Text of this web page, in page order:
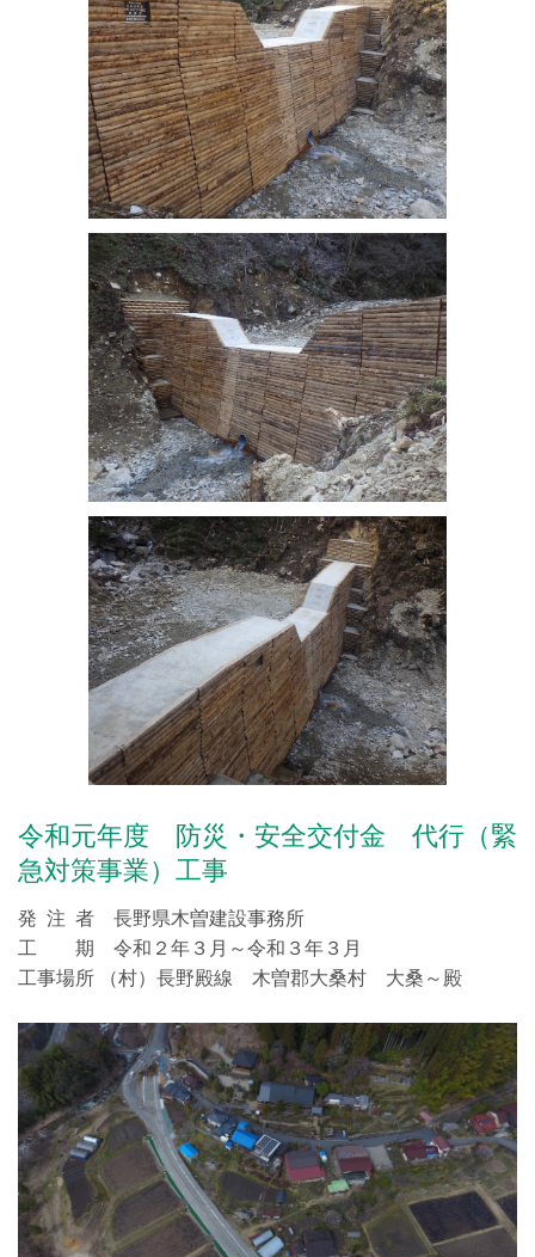
令和元年度 防災・安全交付金 代行（緊
急対策事業）工事
発 注 者 長野県木曽建設事務所
工 期 令和２年３月～令和３年３月
工事場所 （村）長野殿線 木曽郡大桑村 大桑～殿